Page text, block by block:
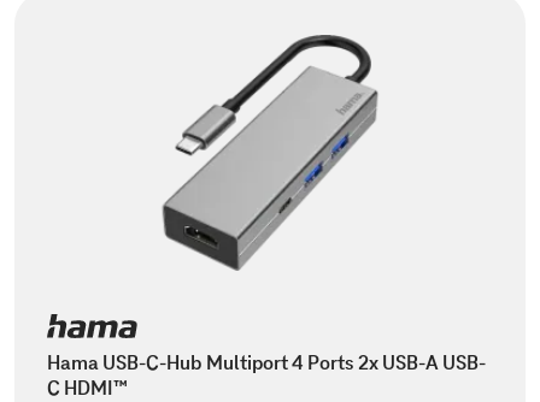
Hama USB-C-Hub Multiport 4 Ports 2x USB-A USB-
C HDMI™